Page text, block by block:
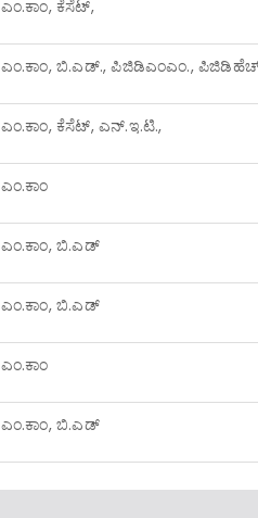
ಎಂ.ಕಾಂ, ಕೆಸೆಟ್,
ಎಂ.ಕಾಂ, ಬಿ.ಎಡ್., ಪಿಜಿಡಿಎಂಎಂ.,
ಎಂ.ಕಾಂ, ಕೆಸೆಟ್, ಎನ್.ಇ.ಟಿ.,
ಎಂ.ಕಾಂ
ಎಂ.ಕಾಂ, ಬಿ.ಎಡ್
ಎಂ.ಕಾಂ, ಬಿ.ಎಡ್
ಎಂ.ಕಾಂ
ಎಂ.ಕಾಂ, ಬಿ.ಎಡ್